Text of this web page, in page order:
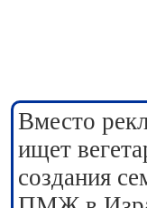
Вместо
ищет
создания